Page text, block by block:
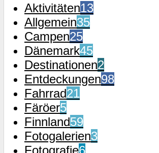
Aktivitäten13
Allgemein35
Campen25
Dänemark45
Destinationen2
Entdeckungen98
Fahrrad21
Färöer5
Finnland59
Fotogalerien3
Fotografie6